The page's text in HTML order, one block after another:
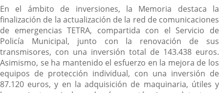
En el ámbito de inversiones, la Memoria destaca la
finalización de la actualización de la red de comunicaciones
de emergencias TETRA, compartida con el Servicio de
Policía Municipal, junto con la renovación de sus
transmisores, con una inversión total de 143.438 euros.
Asimismo, se ha mantenido el esfuerzo en la mejora de los
equipos de protección individual, con una inversión de
87.120 euros, y en la adquisición de maquinaria, útiles y